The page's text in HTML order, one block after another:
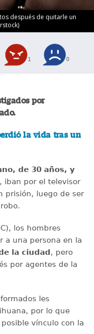
después de quitarle un
1 0
por
la vida tras un
de 30 años, y
iban por el televisor
prisión, luego de ser
los hombres
a una persona en la
la ciudad , pero
por agentes de la
les
por lo que
vínculo con la